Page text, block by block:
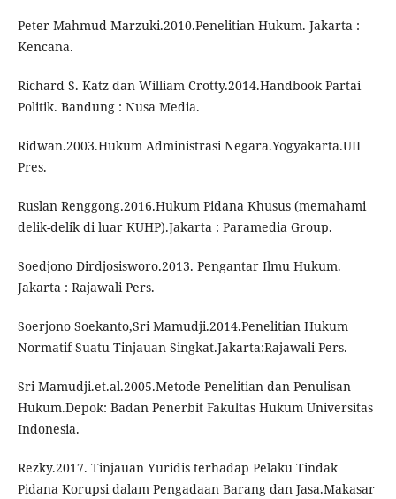
Peter Mahmud Marzuki.2010.Penelitian Hukum. Jakarta :
Kencana.
Richard S. Katz dan William Crotty.2014.Handbook Partai
Politik. Bandung : Nusa Media.
Ridwan.2003.Hukum Administrasi Negara.Yogyakarta.UII
Pres.
Ruslan Renggong.2016.Hukum Pidana Khusus (memahami
delik-delik di luar KUHP).Jakarta : Paramedia Group.
Soedjono Dirdjosisworo.2013. Pengantar Ilmu Hukum.
Jakarta : Rajawali Pers.
Soerjono Soekanto,Sri Mamudji.2014.Penelitian Hukum
Normatif-Suatu Tinjauan Singkat.Jakarta:Rajawali Pers.
Sri Mamudji.et.al.2005.Metode Penelitian dan Penulisan
Hukum.Depok: Badan Penerbit Fakultas Hukum Universitas
Indonesia.
Rezky.2017. Tinjauan Yuridis terhadap Pelaku Tindak
Pidana Korupsi dalam Pengadaan Barang dan Jasa.Makasar